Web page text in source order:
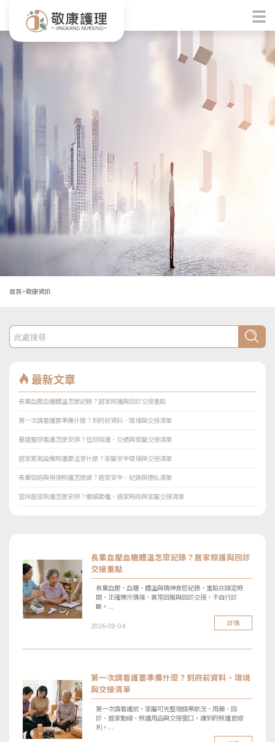
首頁>敬康資訊
最新文章
長輩血壓血糖體溫怎麼記錄？居家照護與回診交接重點
第一次請看護要準備什麼？到府前資料、環境與交接清單
基隆醫院看護怎麼安排？住院陪護、交通與家屬交接清單
居家氧氣設備照護要注意什麼？家屬安全環境與交接清單
長輩如廁與排便照護怎麼做？居家安全、紀錄與隱私清單
雲林居家照護怎麼安排？鄉鎮距離、返家時段與家屬交接清單
長輩血壓血糖體溫怎麼記錄？居家照護與回診
交接重點
長輩血壓、血糖、體溫與精神食慾紀錄，重點在固定時
間、正確標示情境、異常回報與回診交接，不自行診
斷。...
2026-08-04 詳情
第一次請看護要準備什麼？到府前資料、環境
與交接清單
第一次請看護前，家屬可先整理個案狀況、用藥、回
診、居家動線、照護用品與交接窗口，讓到府照護更順
利。...